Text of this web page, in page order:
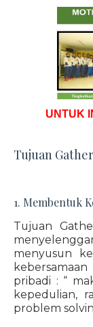
UNTUK
Tujuan
1. Membentuk
Tujuan
menyusun
pribadi : “
kepedulian,
problem